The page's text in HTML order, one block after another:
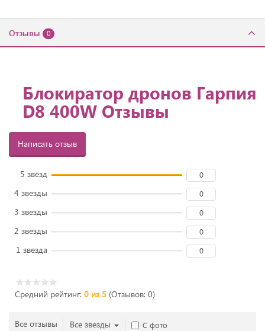
Отзывы 0
Блокиратор дронов Гарпия
D8 400W Отзывы
Написать отзыв
5 звёзд 0
4 звезды 0
3 звезды 0
2 звезды 0
1 звезда 0
Средний рейтинг: 0 из 5 (Отзывов: 0)
Все отзывы Все звезды С фото